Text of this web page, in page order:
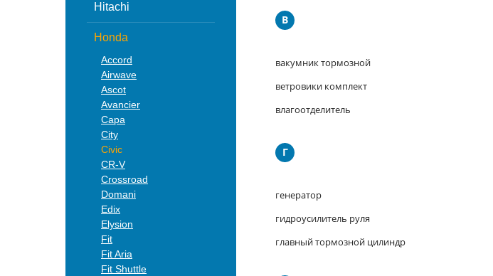
Hitachi
Honda
Accord
Airwave
Ascot
Avancier
Capa
City
Civic
CR-V
Crossroad
Domani
Edix
Elysion
Fit
Fit Aria
Fit Shuttle
В
вакумник тормозной
ветровики комплект
влагоотделитель
Г
генератор
гидроусилитель руля
главный тормозной цилиндр